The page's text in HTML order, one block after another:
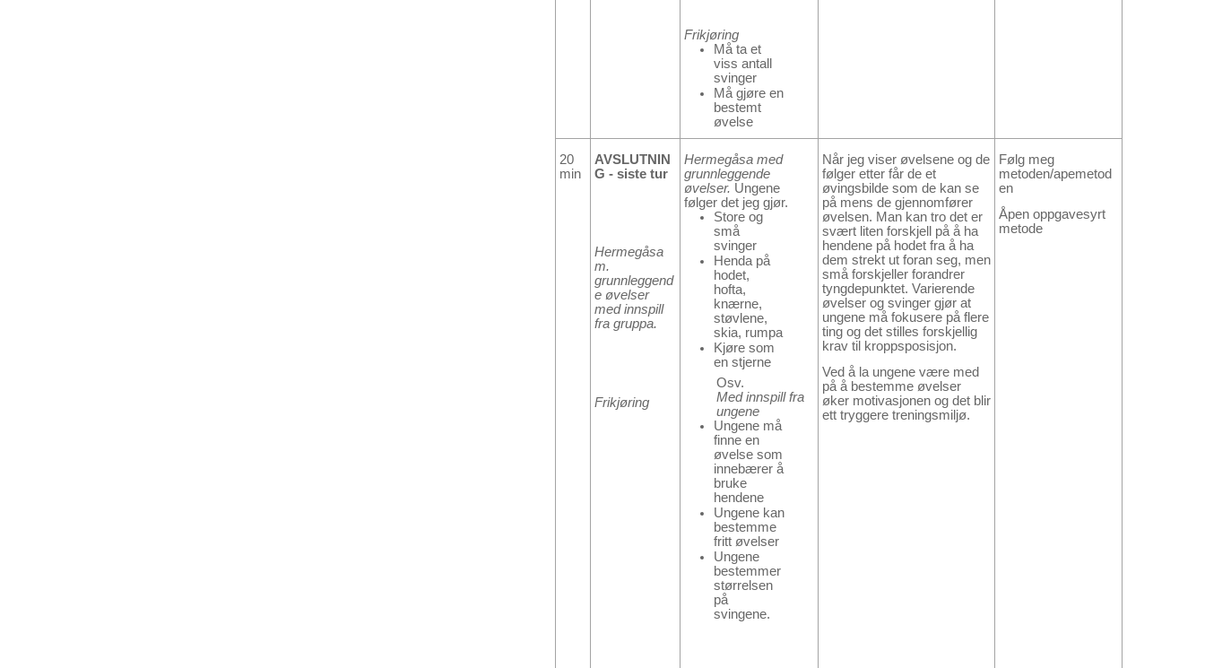
Frikjøring
Må ta et
viss antall
svinger
Må gjøre en
bestemt
øvelse
20
min
AVSLUTNIN
G - siste tur
Hermegåsa
m.
grunnleggend
e øvelser
med innspill
fra gruppa.
Frikjøring
Hermegåsa med
grunnleggende
øvelser. Ungene
følger det jeg gjør.
Store og
små
svinger
Henda på
hodet,
hofta,
knærne,
støvlene,
skia, rumpa
Kjøre som
en stjerne
Osv.
Med innspill fra
ungene
Ungene må
finne en
øvelse som
innebærer å
bruke
hendene
Ungene kan
bestemme
fritt øvelser
Ungene
bestemmer
størrelsen
på
svingene.
Når jeg viser øvelsene og de
følger etter får de et
øvingsbilde som de kan se
på mens de gjennomfører
øvelsen. Man kan tro det er
svært liten forskjell på å ha
hendene på hodet fra å ha
dem strekt ut foran seg, men
små forskjeller forandrer
tyngdepunktet. Varierende
øvelser og svinger gjør at
ungene må fokusere på flere
ting og det stilles forskjellig
krav til kroppsposisjon.
Ved å la ungene være med
på å bestemme øvelser
øker motivasjonen og det blir
ett tryggere treningsmiljø.
Følg meg
metoden/apemetod
en
Åpen oppgavesyrt
metode